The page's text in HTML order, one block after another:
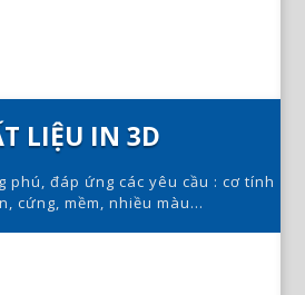
LIỆU IN 3D
phú, đáp ứng các yêu cầu : cơ tính
cứng, mềm, nhiều màu…